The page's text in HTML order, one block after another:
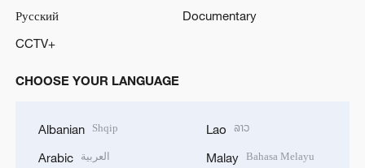
Русский
Documentary
CCTV+
CHOOSE YOUR LANGUAGE
Albanian Shqip
Arabic العربية
Lao ລາວ
Malay Bahasa Melayu